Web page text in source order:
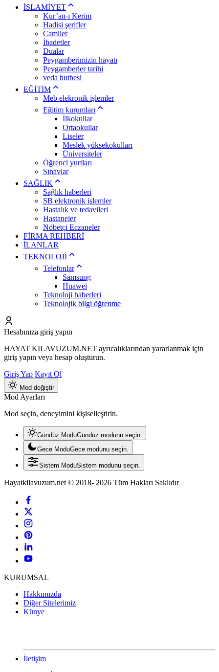
İSLAMİYET
Kur’an-ı Kerim
Hadisi şerifler
Camiler
İbadetler
Dualar
Peygamberimizin hayatı
Peygamberler tarihi
veda hutbesi
EĞİTİM
Meb elekronik işlemler
Eğitim kurumları
İlkokullar
Ortaokullar
Liseler
Meslek yüksekokulları
Üniversiteler
Öğrenci yurtları
Sınavlar
SAĞLIK
Sağlık haberleri
SB elektronik işlemler
Hastalık ve tedavileri
Hastaneler
Nöbetçi Eczaneler
FİRMA REHBERİ
İLANLAR
TEKNOLOJİ
Telefonlar
Samsung
Huawei
Teknoloji haberleri
Teknolojik bilgi öğrenme
Hesabınıza giriş yapın
HAYAT KILAVUZUM.NET ayrıcalıklarından yararlanmak için
giriş yapın veya hesap oluşturun.
Giriş Yap Kayıt Ol
Mod değiştir
Mod Ayarları
Mod seçin, deneyimini kişiselleştirin.
Gündüz ModuGündüz modunu seçin.
Gece ModuGece modunu seçin.
Sistem ModuSistem modunu seçin.
Hayatkilavuzum.net © 2018- 2026 Tüm Hakları Saklıdır
KURUMSAL
Hakkımızda
Diğer Sitelerimiz
Künye
İletişim